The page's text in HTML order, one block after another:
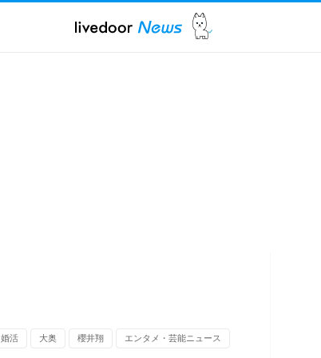
婚活 大奥 櫻井翔 エンタメ・芸能ニュース